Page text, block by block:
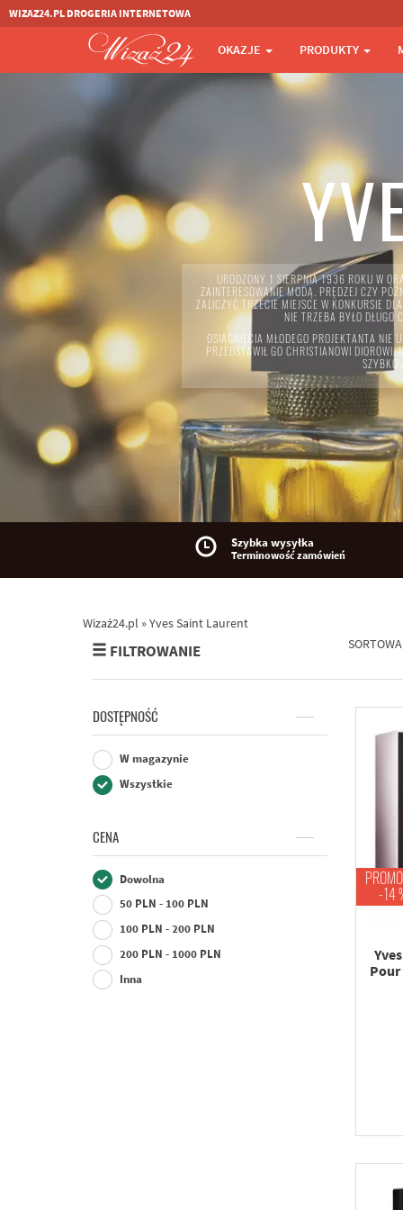
WIZAZ24.PL DROGERIA INTERNETOWA
OKAZJE PRODUKTY
Szybka wysyłka
Terminowość zamówień
URODZONY 1 SIERPNIA 1936 ROKU W
ZAINTERESOWANIE MODĄ. PRĘDZEJ CZY
ZALICZYĆ TRZECIE MIEJSCE W KONKURSIE
NIE TRZEBA BYŁO DŁUGO
OSIĄGNIĘCIA MŁODEGO PROJEKTANTA NIE
PRZEDSTAWIŁ GO CHRISTIANOWI
SZYBKO
Wizaż24.pl »Yves Saint Laurent
FILTROWANIE
DOSTĘPNOŚĆ
W magazynie
Wszystkie
CENA
Dowolna
50 PLN - 100 PLN
100 PLN - 200 PLN
200 PLN - 1000 PLN
Inna
-14